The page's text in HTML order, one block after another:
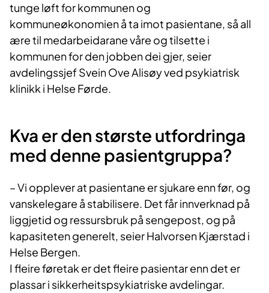
tunge løft for kommunen og
kommuneøkonomien å ta imot pasientane, så all
ære til medarbeidarane våre og tilsette i
kommunen for den jobben dei gjer, seier
avdelingssjef Svein Ove Alisøy ved psykiatrisk
klinikk i Helse Førde.
Kva er den største utfordringa
med denne pasientgruppa?
– Vi opplever at pasientane er sjukare enn før, og
vanskelegare å stabilisere. Det får innverknad på
liggjetid og ressursbruk på sengepost, og på
kapasiteten generelt, seier Halvorsen Kjærstad i
Helse Bergen.
I fleire føretak er det fleire pasientar enn det er
plassar i sikkerheitspsykiatriske avdelingar.